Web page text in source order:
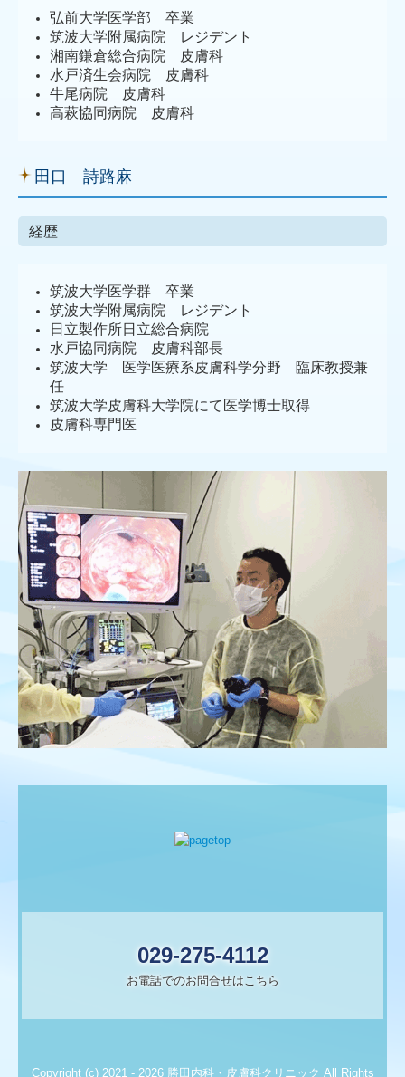
弘前大学医学部 卒業
筑波大学附属病院 レジデント
湘南鎌倉総合病院 皮膚科
水戸済生会病院 皮膚科
牛尾病院 皮膚科
高萩協同病院 皮膚科
田口 詩路麻
経歴
筑波大学医学群 卒業
筑波大学附属病院 レジデント
日立製作所日立総合病院
水戸協同病院 皮膚科部長
筑波大学 医学医療系皮膚科学分野 臨床教授兼
任
筑波大学皮膚科大学院にて医学博士取得
皮膚科専門医
029-275-4112
お電話でのお問合せはこちら
Copyright (c) 2021 - 2026 勝田内科・皮膚科クリニック All Rights